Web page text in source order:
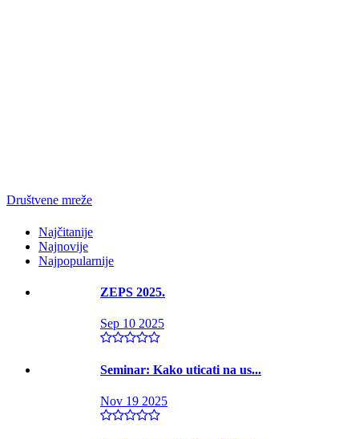
Društvene mreže
Najčitanije
Najnovije
Najpopularnije
ZEPS 2025.
Sep 10 2025
Seminar: Kako uticati na us...
Nov 19 2025